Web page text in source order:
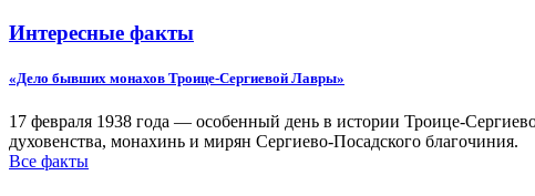
Интересные факты
«Дело бывших монахов Троице-Сергиевой Лавры»
17 февраля 1938 года — особенный день в истории Троице-
духовенства, монахинь и мирян Сергиево-Посадского благочиния.
Все факты